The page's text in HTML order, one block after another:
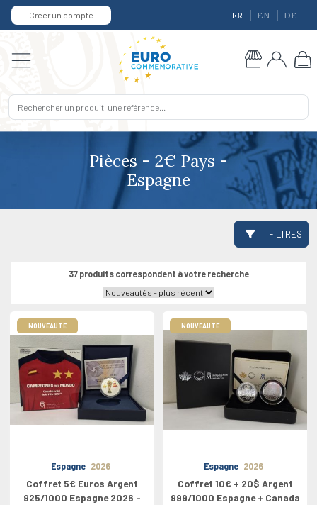
Créer un compte FR EN DE
Pièces - 2€ Pays -
Espagne
FILTRES
37 produits correspondent à votre recherche
NOUVEAUTÉ
Espagne 2026
Coffret 5€ Euros Argent
925/1000 Espagne 2026 -
NOUVEAUTÉ
Espagne 2026
Coffret 10€ + 20$ Argent
999/1000 Espagne + Canada